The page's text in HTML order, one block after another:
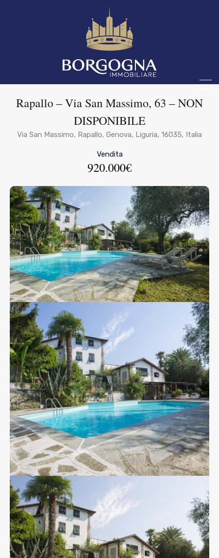
Rapallo – Via San Massimo, 63 – NON
DISPONIBILE
Via San Massimo, Rapallo, Genova, Liguria, 16035, Italia
Vendita
920.000€